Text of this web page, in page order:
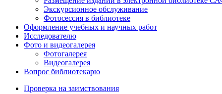
Экскурсионное обслуживание
Фотосессия в библиотеке
Оформление учебных и научных работ
Исследователю
Фото и видеогалерея
Фотогалерея
Видеогалерея
Вопрос библиотекарю
Проверка на заимствования